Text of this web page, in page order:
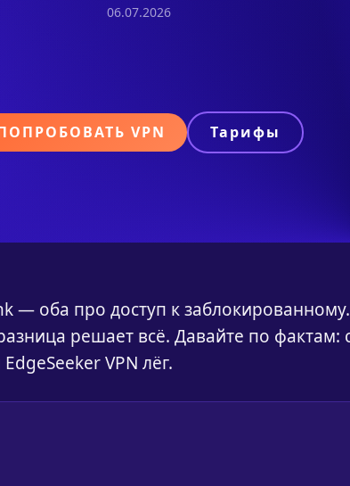
06.07.2026
VPN Тарифы
— оба про доступ к
решает всё. Давайте по фактам:
VPN лёг.